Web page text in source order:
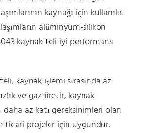
kaynağı için kullanılır.
alüminyum-silikon
kaynak teli iyi performans
kaynak işlemi sırasında az
ve gaz üretir, kaynak
daha az katı gereksinimleri olan
ticari projeler için uygundur.